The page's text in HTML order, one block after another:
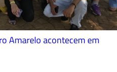
Amarelo acontecem em